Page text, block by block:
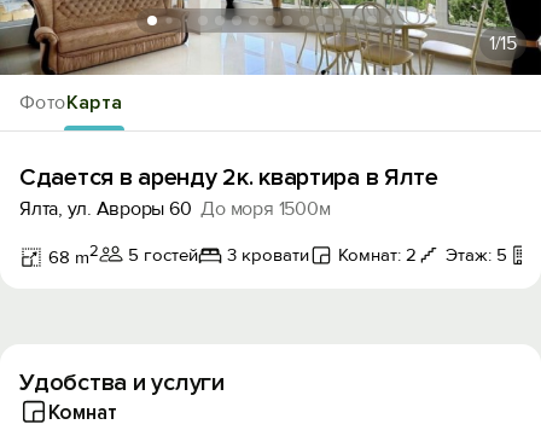
ФотоКарта
1/15
Сдается в аренду 2к. квартира в Ялте
Ялта, ул. Авроры 60 До моря 1500м
68 m2 5 гостей 3 кровати Комнат: 2 Этаж: 5
Удобства и услуги
Комнат